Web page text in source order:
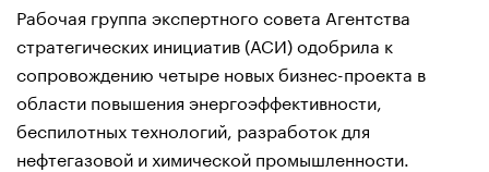
Рабочая группа экспертного совета Агентства
стратегических инициатив (АСИ) одобрила к
сопровождению четыре новых бизнес-проекта в
области повышения энергоэффективности,
беспилотных технологий, разработок для
нефтегазовой и химической промышленности.